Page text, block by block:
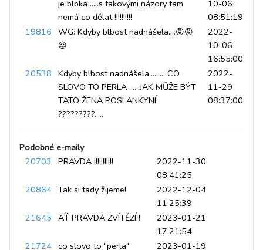
je blbka .....s takovými názory tam
nemá co dělat !!!!!!!!!!
10-06
08:51:19
19816 WG: Kdyby blbost nadnášela....😡😡
😡
2022-
10-06
16:55:00
20538 Kdyby blbost nadnášela......... CO
SLOVO TO PERLA ......JAK MŮŽE BÝT
TATO ŽENA POSLANKYNÍ
?????????.....
2022-
11-29
08:37:00
Podobné e-maily
20703
PRAVDA !!!!!!!!!!!
2022-11-30
08:41:25
20864 Tak si tady žijeme!
2022-12-04
11:25:39
21645 AŤ PRAVDA ZVÍTĚZÍ !
2023-01-21
17:21:54
21724 co slovo to "perla" 2023-01-19